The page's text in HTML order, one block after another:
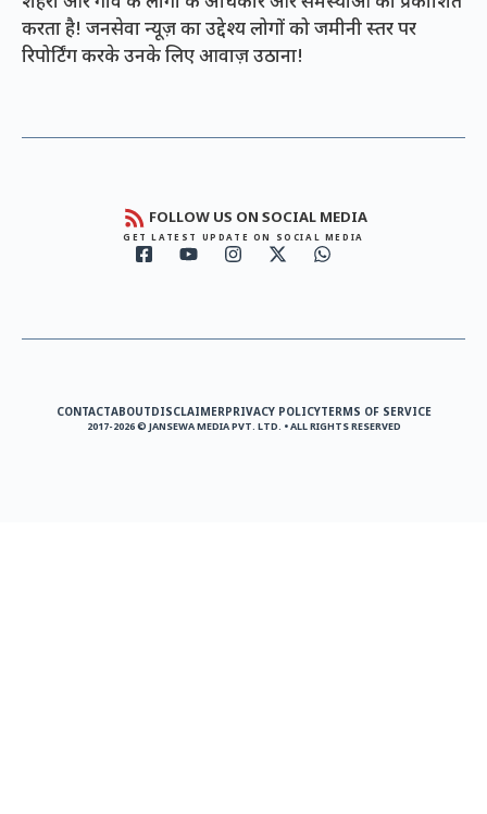
करता है! जनसेवा न्यूज़ का उद्देश्य लोगों को जमीनी स्तर पर
रिपोर्टिंग करके उनके लिए आवाज़ उठाना!
FOLLOW US ON SOCIAL MEDIA
GET LATEST UPDATE ON SOCIAL MEDIA
CONTACTABOUTDISCLAIMERPRIVACY POLICYTERMS OF SERVICE
2017-2026 © JANSEWA MEDIA PVT. LTD. • ALL RIGHTS RESERVED